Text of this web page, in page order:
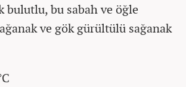
bulutlu, bu sabah ve öğle
ve gök gürültülü sağanak